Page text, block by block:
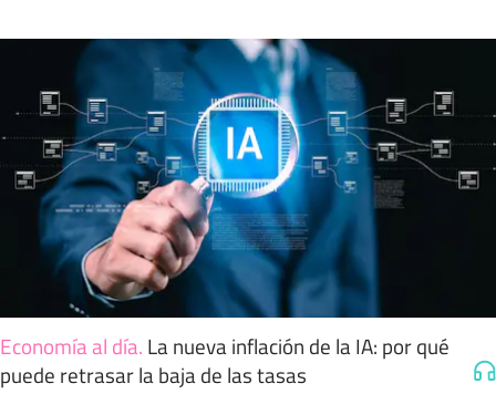
Economía al día. La nueva inflación de la IA: por qué
puede retrasar la baja de las tasas